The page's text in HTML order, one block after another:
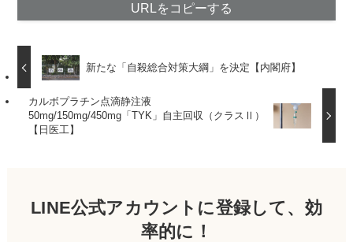
URLをコピーする
新たな「自殺総合対策大綱」を決定【内閣府】
カルボプラチン点滴静注液
50mg/150mg/450mg「TYK」自主回収（クラスⅡ）
【日医工】
LINE公式アカウントに登録して、効
率的に！